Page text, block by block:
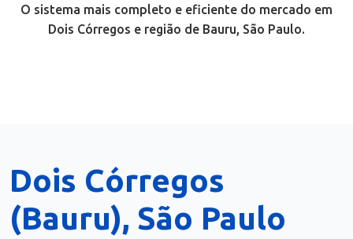
O sistema mais completo e eficiente do mercado em
Dois Córregos e região de Bauru, São Paulo.
Dois Córregos
(Bauru), São Paulo